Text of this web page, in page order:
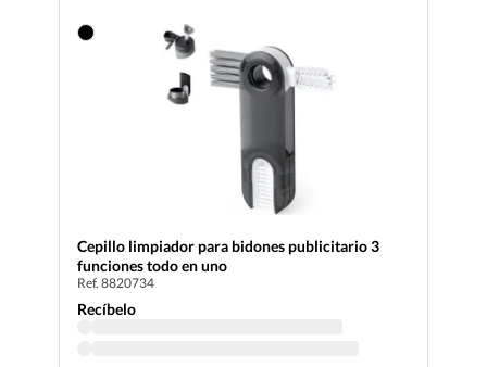
Cepillo limpiador para bidones publicitario 3
funciones todo en uno
Ref. 8820734
Recíbelo